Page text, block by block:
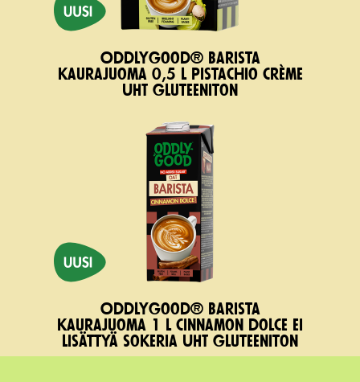
Oddlygood® Barista
kaurajuoma 0,5 l pistachio crème
UHT gluteeniton
Oddlygood® Barista
kaurajuoma 1 l cinnamon dolce ei
lisättyä sokeria UHT gluteeniton